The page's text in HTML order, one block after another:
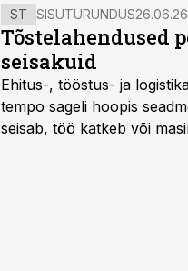
ST SISUTURUNDUS
Tõstelahendused
seisakuid
Ehitus-, tööstus- ja
tempo sageli hoopis
seisab, töö katkeb või